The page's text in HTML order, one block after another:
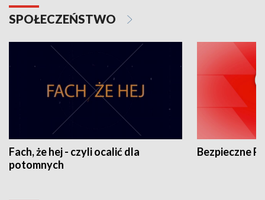
SPOŁECZEŃSTWO
Fach, że hej - czyli ocalić dla
potomnych
Bezpieczne